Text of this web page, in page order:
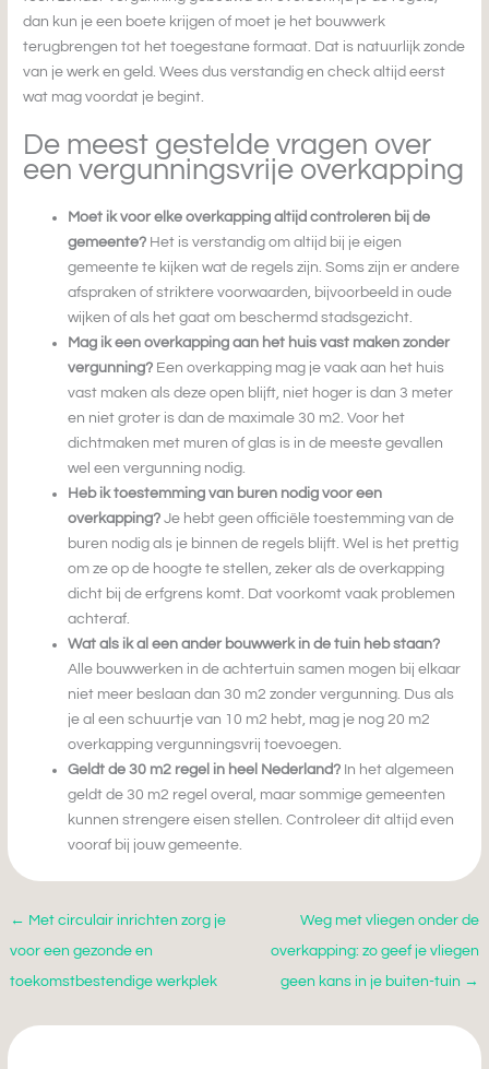
dan kun je een boete krijgen of moet je het bouwwerk
terugbrengen tot het toegestane formaat. Dat is natuurlijk zonde
van je werk en geld. Wees dus verstandig en check altijd eerst
wat mag voordat je begint.
De meest gestelde vragen over
een vergunningsvrije overkapping
Moet ik voor elke overkapping altijd controleren bij de
gemeente? Het is verstandig om altijd bij je eigen
gemeente te kijken wat de regels zijn. Soms zijn er andere
afspraken of striktere voorwaarden, bijvoorbeeld in oude
wijken of als het gaat om beschermd stadsgezicht.
Mag ik een overkapping aan het huis vast maken zonder
vergunning? Een overkapping mag je vaak aan het huis
vast maken als deze open blijft, niet hoger is dan 3 meter
en niet groter is dan de maximale 30 m2. Voor het
dichtmaken met muren of glas is in de meeste gevallen
wel een vergunning nodig.
Heb ik toestemming van buren nodig voor een
overkapping? Je hebt geen officiële toestemming van de
buren nodig als je binnen de regels blijft. Wel is het prettig
om ze op de hoogte te stellen, zeker als de overkapping
dicht bij de erfgrens komt. Dat voorkomt vaak problemen
achteraf.
Wat als ik al een ander bouwwerk in de tuin heb staan?
Alle bouwwerken in de achtertuin samen mogen bij elkaar
niet meer beslaan dan 30 m2 zonder vergunning. Dus als
je al een schuurtje van 10 m2 hebt, mag je nog 20 m2
overkapping vergunningsvrij toevoegen.
Geldt de 30 m2 regel in heel Nederland? In het algemeen
geldt de 30 m2 regel overal, maar sommige gemeenten
kunnen strengere eisen stellen. Controleer dit altijd even
vooraf bij jouw gemeente.
← Met circulair inrichten zorg je
voor een gezonde en
toekomstbestendige werkplek
Weg met vliegen onder de
overkapping: zo geef je vliegen
geen kans in je buiten-tuin →